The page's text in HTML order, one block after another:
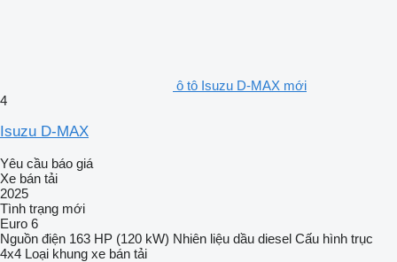
ô tô Isuzu D-MAX mới
4
Isuzu D-MAX
Yêu cầu báo giá
Xe bán tải
2025
Tình trạng mới
Euro 6
Nguồn điện 163 HP (120 kW) Nhiên liệu dầu diesel Cấu hình trục
4x4 Loại khung xe bán tải